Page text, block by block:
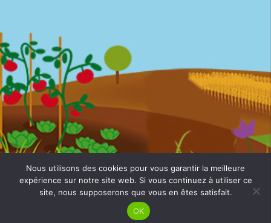
March'équitable © 2026 · Mentions légales· Website by
Mila Weissweiler· TextesLS Com'
Nous utilisons des cookies pour vous garantir la meilleure
expérience sur notre site web. Si vous continuez à utiliser ce
site, nous supposerons que vous en êtes satisfait.
OK